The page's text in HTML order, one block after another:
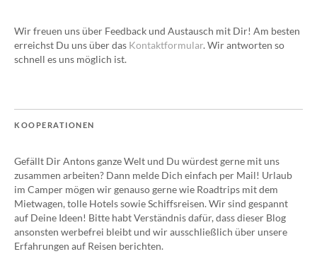
Wir freuen uns über Feedback und Austausch mit Dir! Am besten
erreichst Du uns über das Kontaktformular. Wir antworten so
schnell es uns möglich ist.
KOOPERATIONEN
Gefällt Dir Antons ganze Welt und Du würdest gerne mit uns
zusammen arbeiten? Dann melde Dich einfach per Mail! Urlaub
im Camper mögen wir genauso gerne wie Roadtrips mit dem
Mietwagen, tolle Hotels sowie Schiffsreisen. Wir sind gespannt
auf Deine Ideen! Bitte habt Verständnis dafür, dass dieser Blog
ansonsten werbefrei bleibt und wir ausschließlich über unsere
Erfahrungen auf Reisen berichten.